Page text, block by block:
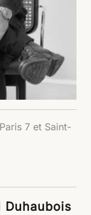
7 et Saint-
Duhaubois